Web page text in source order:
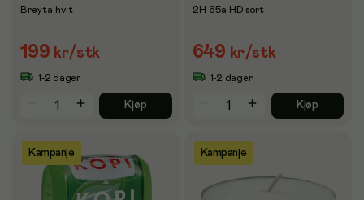
Breyta hvit
199 kr/stk
1-2 dager
Kjøp
2H 65a HD sort
649 kr/stk
1-2 dager
Kjøp
Kampanje Kampanje